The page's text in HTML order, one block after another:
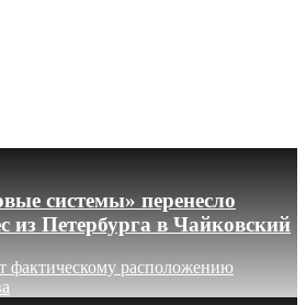
системы» перенесло
из Петербурга в Чайковский
фактическому расположению